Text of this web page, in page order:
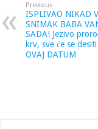
Previous
ISPLIVAO NIKAD
SNIMAK BABA
SADA! Jezivo
krv, sve će se
OVAJ DATUM